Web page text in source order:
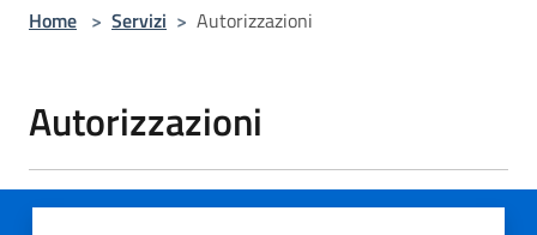
Home > Servizi > Autorizzazioni
Autorizzazioni